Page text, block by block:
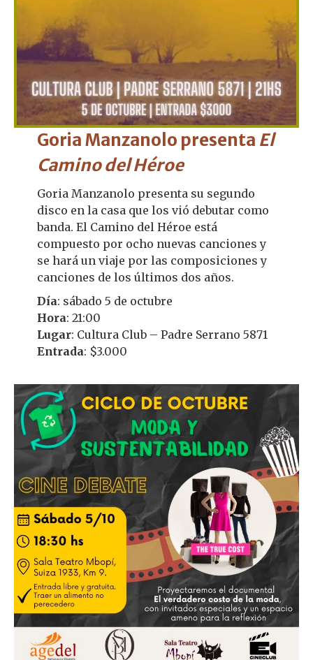
Goria Manzanolo presenta El
Camino del Héroe
Goria Manzanolo presenta su segundo
disco en la casa que los vió debutar como
banda. El Camino del Héroe está
compuesto por ocho nuevas canciones y
se hará un viaje por las composiciones y
canciones de los últimos dos años.
Día: sábado 5 de octubre
Hora: 21:00
Lugar: Cultura Club – Padre Serrano 5871
Entrada: $3.000